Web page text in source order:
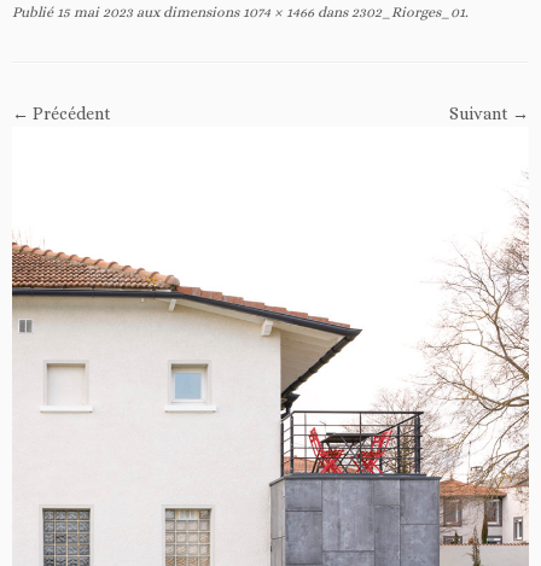
Publié 15 mai 2023 aux dimensions1074 × 1466 dans2302_Riorges_01.
← Précédent Suivant →